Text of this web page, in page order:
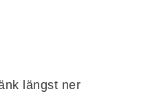
längst ner